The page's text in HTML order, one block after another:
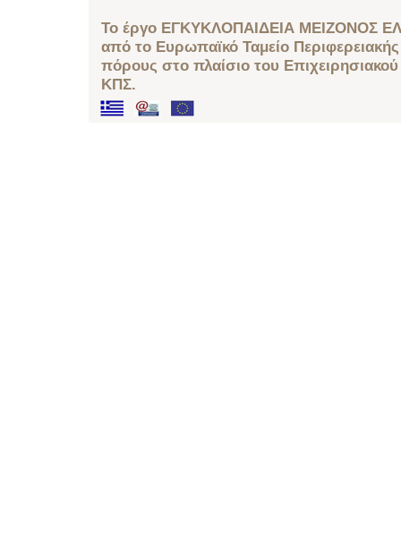
Το έργο ΕΓΚΥΚΛΟΠΑΙΔΕΙΑ ΜΕΙΖΟΝΟΣ
από το Ευρωπαϊκό Ταμείο
πόρους στο πλαίσιο του
ΚΠΣ.